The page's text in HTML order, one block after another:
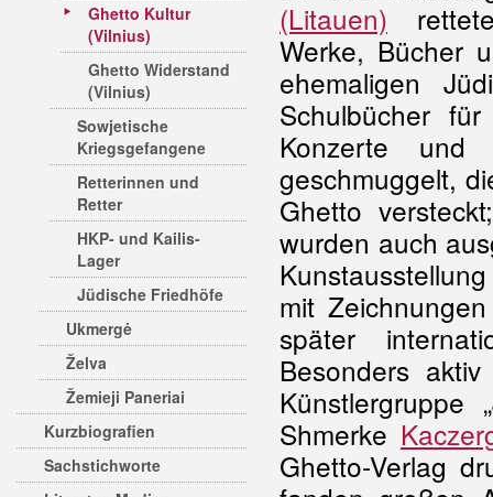
Ghetto Kultur
(Vilnius)
Ghetto Widerstand
(Vilnius)
Sowjetische
Kriegsgefangene
Retterinnen und
Retter
HKP- und Kailis-
Lager
Jüdische Friedhöfe
Ukmergė
Želva
Žemieji Paneriai
Kurzbiografien
Sachstichworte
(Litauen)
Werke, Bücher
ehemaligen
Schulbücher
Konzerte und
geschmuggelt,
Ghetto
wurden auch
mit
später
Besonders
Shmerke
Ghetto-Verlag